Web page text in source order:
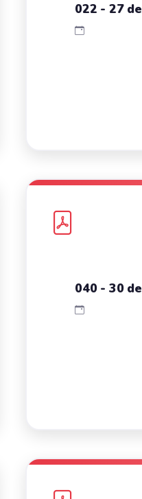
022 - 27
040 - 30